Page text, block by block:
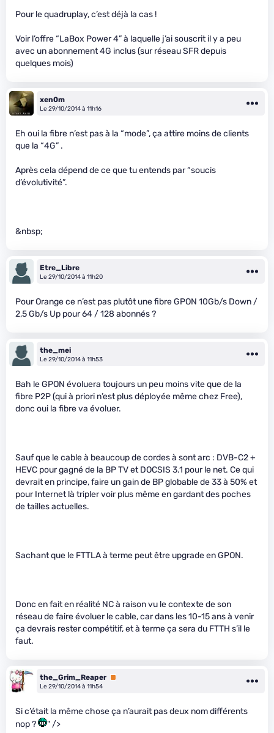
Pour le quadruplay, c’est déjà la cas !
Voir l’offre “LaBox Power 4” à laquelle j’ai souscrit il y a peu
avec un abonnement 4G inclus (sur réseau SFR depuis
quelques mois)
xen0m
Le 29/10/2014 à 11h16
Eh oui la fibre n’est pas à la “mode”, ça attire moins de clients
que la “4G” .
Après cela dépend de ce que tu entends par “soucis
d’évolutivité”.
&nbsp;
Etre_Libre
Le 29/10/2014 à 11h20
Pour Orange ce n’est pas plutôt une fibre GPON 10Gb/s Down /
2,5 Gb/s Up pour 64 / 128 abonnés ?
the_mei
Le 29/10/2014 à 11h53
Bah le GPON évoluera toujours un peu moins vite que de la
fibre P2P (qui à priori n’est plus déployée même chez Free),
donc oui la fibre va évoluer.
Sauf que le cable à beaucoup de cordes à sont arc : DVB-C2 +
HEVC pour gagné de la BP TV et DOCSIS 3.1 pour le net. Ce qui
devrait en principe, faire un gain de BP globable de 33 à 50% et
pour Internet là tripler voir plus même en gardant des poches
de tailles actuelles.
Sachant que le FTTLA à terme peut être upgrade en GPON.
Donc en fait en réalité NC à raison vu le contexte de son
réseau de faire évoluer le cable, car dans les 10-15 ans à venir
ça devrais rester compétitif, et à terme ça sera du FTTH s’il le
faut.
the_Grim_Reaper Premium
Le 29/10/2014 à 11h54
Si c’était la même chose ça n’aurait pas deux nom différents
nop ?
" />